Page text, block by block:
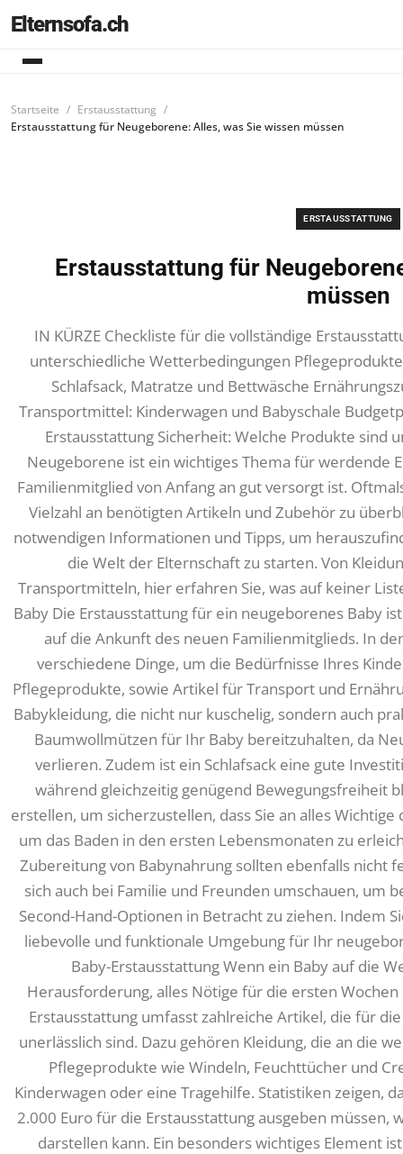
Elternsofa.ch
Startseite
Erstausstattung
Erstausstattung für Neugeborene: Alles, was Sie wissen müssen
ERSTAUSSTATTUNG
Erstausstattung für
müssen
IN KÜRZE Checkliste für die vollständige
unterschiedliche Wetterbedingungen
Schlafsack, Matratze und Bettwäsche
Transportmittel: Kinderwagen und Babyschale
Erstausstattung Sicherheit: Welche Produkte sind
Neugeborene ist ein wichtiges Thema für werdende
Familienmitglied von Anfang an gut versorgt ist.
Vielzahl an benötigten Artikeln und Zubehör zu
notwendigen Informationen und Tipps, um
die Welt der Elternschaft zu starten. Von
Transportmitteln, hier erfahren Sie, was auf keiner
Baby Die Erstausstattung für ein neugeborenes Baby
auf die Ankunft des neuen Familienmitglieds. In
verschiedene Dinge, um die Bedürfnisse Ihres
Pflegeprodukte, sowie Artikel für Transport und
Babykleidung, die nicht nur kuschelig, sondern auch
Baumwollmützen für Ihr Baby bereitzuhalten, da
verlieren. Zudem ist ein Schlafsack eine gute
während gleichzeitig genügend Bewegungsfreiheit
erstellen, um sicherzustellen, dass Sie an alles
um das Baden in den ersten Lebensmonaten zu
Zubereitung von Babynahrung sollten ebenfalls nicht
sich auch bei Familie und Freunden umschauen, um
Second-Hand-Optionen in Betracht zu ziehen. Indem
liebevolle und funktionale Umgebung für Ihr
Baby-Erstausstattung Wenn ein Baby auf die
Herausforderung, alles Nötige für die ersten
Erstausstattung umfasst zahlreiche Artikel, die für
unerlässlich sind. Dazu gehören Kleidung, die an die
Pflegeprodukte wie Windeln, Feuchttücher und
Kinderwagen oder eine Tragehilfe. Statistiken zeigen,
2.000 Euro für die Erstausstattung ausgeben müssen,
darstellen kann. Ein besonders wichtiges Element